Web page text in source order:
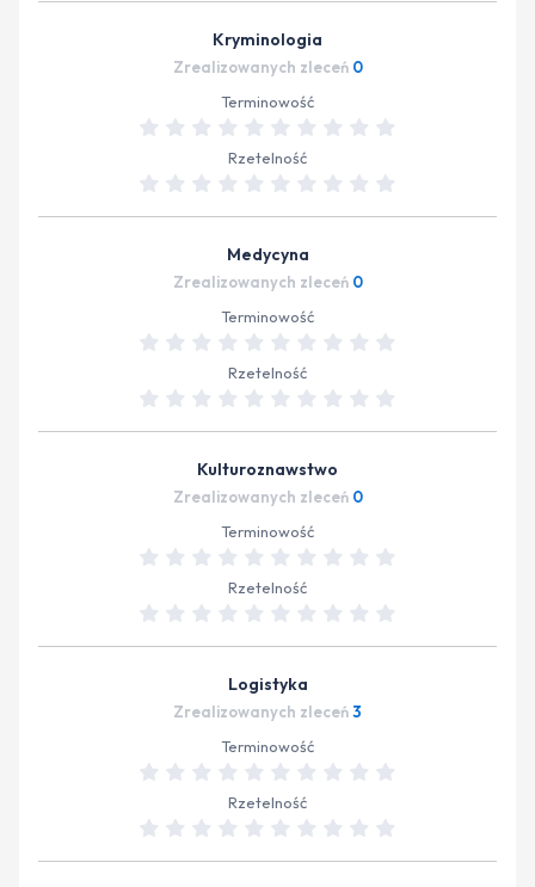
Kryminologia
Zrealizowanych zleceń 0
Terminowość
Rzetelność
Medycyna
Zrealizowanych zleceń 0
Terminowość
Rzetelność
Kulturoznawstwo
Zrealizowanych zleceń 0
Terminowość
Rzetelność
Logistyka
Zrealizowanych zleceń3
Terminowość
Rzetelność